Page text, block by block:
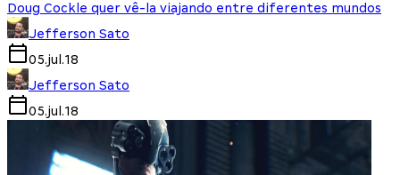
Doug Cockle quer vê-la viajando entre diferentes mundos
Jefferson Sato
05.jul.18
Jefferson Sato
05.jul.18